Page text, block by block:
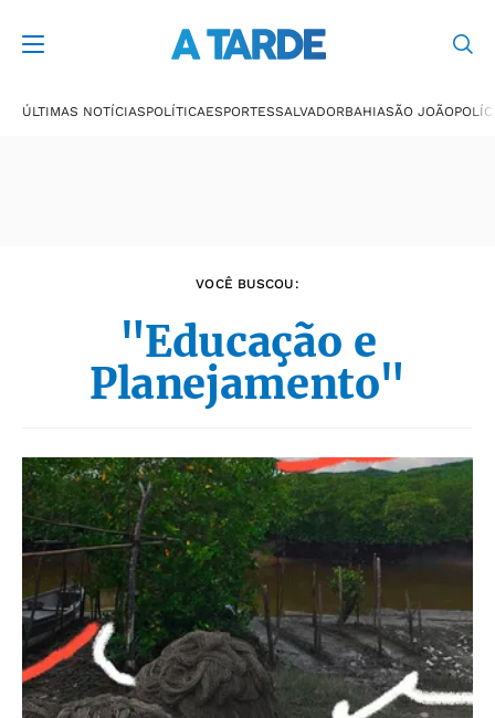
ÚLTIMAS NOTÍCIASPOLÍTICAESPORTESSALVADORBAHIASÃO JOÃO
VOCÊ BUSCOU:
"Educação e
Planejamento"